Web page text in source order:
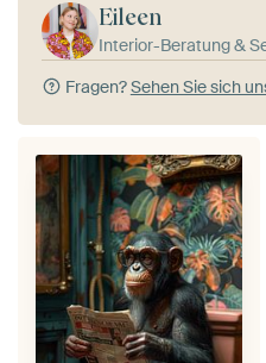
Eileen
Interior-Beratung &
Fragen?Sehen Sie sich